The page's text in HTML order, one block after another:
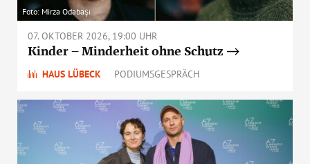
Foto: Mirza Odabaşı
07. OKTOBER 2026, 19:00 UHR
Kinder – Minderheit ohne Schutz
HAUS LÜBECK PODIUMSGESPRÄCH